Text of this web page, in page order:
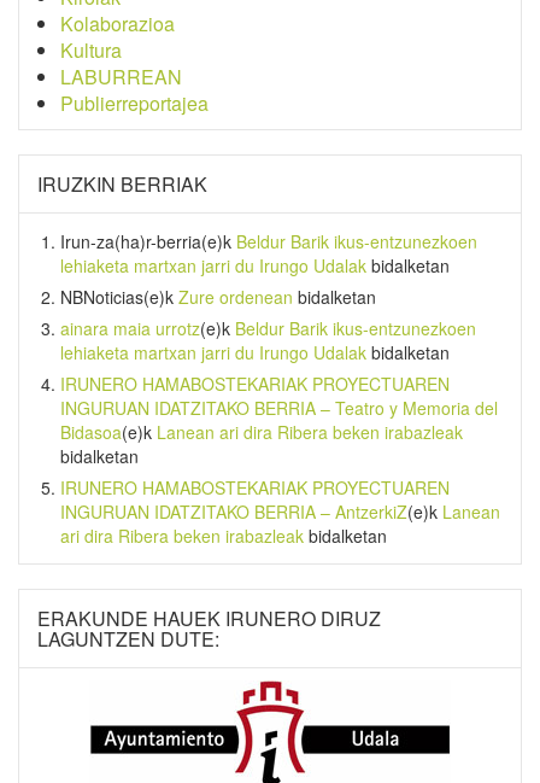
Kolaborazioa
Kultura
LABURREAN
Publierreportajea
IRUZKIN BERRIAK
Irun-za(ha)r-berria(e)k Beldur Barik ikus-entzunezkoen
lehiaketa martxan jarri du Irungo Udalak bidalketan
NBNoticias(e)k Zure ordenean bidalketan
ainara maia urrotz(e)k Beldur Barik ikus-entzunezkoen
lehiaketa martxan jarri du Irungo Udalak bidalketan
IRUNERO HAMABOSTEKARIAK PROYECTUAREN
INGURUAN IDATZITAKO BERRIA – Teatro y Memoria del
Bidasoa(e)k Lanean ari dira Ribera beken irabazleak
bidalketan
IRUNERO HAMABOSTEKARIAK PROYECTUAREN
INGURUAN IDATZITAKO BERRIA – AntzerkiZ(e)k Lanean
ari dira Ribera beken irabazleak bidalketan
ERAKUNDE HAUEK IRUNERO DIRUZ
LAGUNTZEN DUTE: